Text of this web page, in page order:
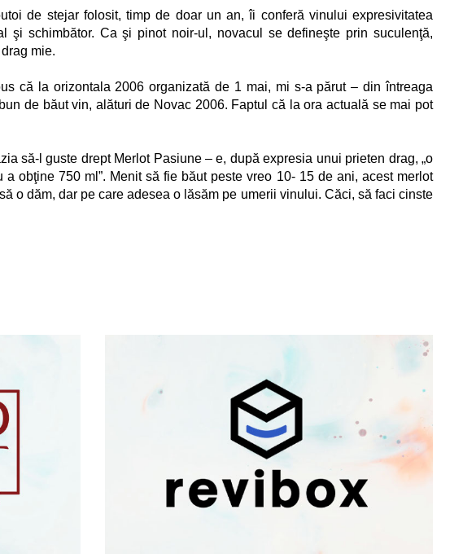
de stejar folosit, timp de doar un an, îi conferă vinului expresivitatea
şi schimbător. Ca şi pinot noir-ul, novacul se defineşte prin suculenţă,
mie.
că la orizontala 2006 organizată de 1 mai, mi s-a părut – din întreaga
de băut vin, alături de Novac 2006. Faptul că la ora actuală se mai pot
să-l guste drept Merlot Pasiune – e, după expresia unui prieten drag, „o
obţine 750 ml”. Menit să fie băut peste vreo 10- 15 de ani, acest merlot
o dăm, dar pe care adesea o lăsăm pe umerii vinului. Căci, să faci cinste